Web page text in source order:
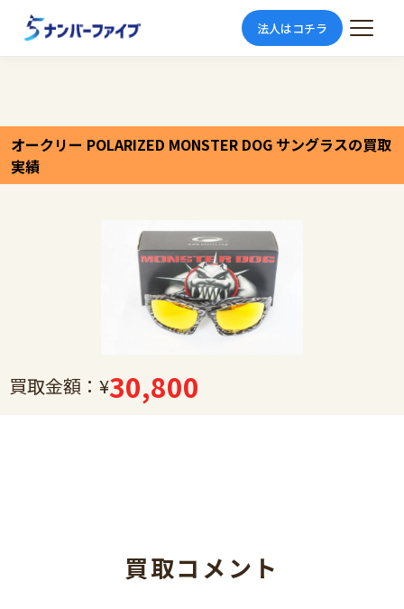
法人はコチラ
オークリー POLARIZED MONSTER DOG サングラスの買取
実績
買取金額：¥30,800
買取コメント